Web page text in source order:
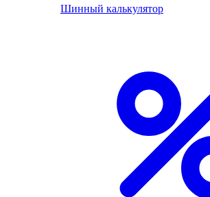
Шинный калькулятор